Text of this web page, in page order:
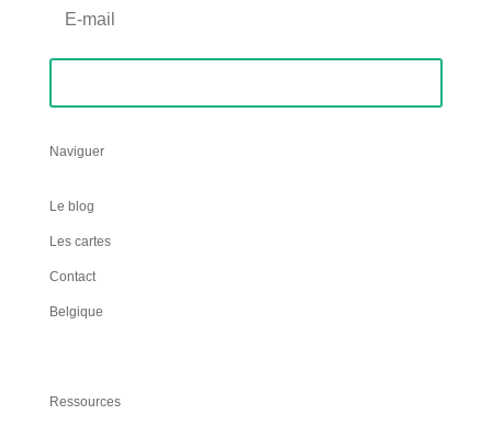
Naviguer
Le blog
Les cartes
Contact
Belgique
Ressources